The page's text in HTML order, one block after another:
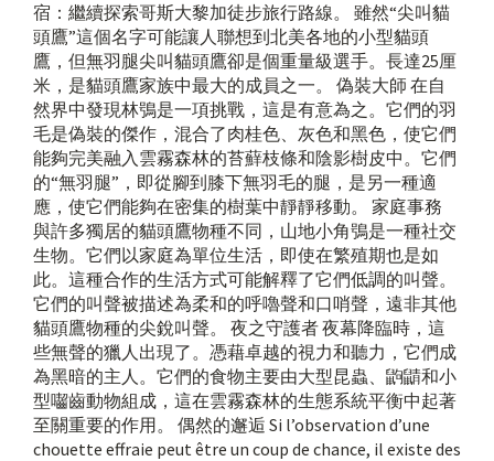
宿：繼續探索哥斯大黎加徒步旅行路線。 雖然“尖叫貓
頭鷹”這個名字可能讓人聯想到北美各地的小型貓頭
鷹，但無羽腿尖叫貓頭鷹卻是個重量級選手。長達25厘
米，是貓頭鷹家族中最大的成員之一。 偽裝大師 在自
然界中發現林鴞是一項挑戰，這是有意為之。它們的羽
毛是偽裝的傑作，混合了肉桂色、灰色和黑色，使它們
能夠完美融入雲霧森林的苔蘚枝條和陰影樹皮中。它們
的“無羽腿”，即從腳到膝下無羽毛的腿，是另一種適
應，使它們能夠在密集的樹葉中靜靜移動。 家庭事務
與許多獨居的貓頭鷹物種不同，山地小角鴞是一種社交
生物。它們以家庭為單位生活，即使在繁殖期也是如
此。這種合作的生活方式可能解釋了它們低調的叫聲。
它們的叫聲被描述為柔和的呼嚕聲和口哨聲，遠非其他
貓頭鷹物種的尖銳叫聲。 夜之守護者 夜幕降臨時，這
些無聲的獵人出現了。憑藉卓越的視力和聽力，它們成
為黑暗的主人。它們的食物主要由大型昆蟲、鼩鼱和小
型囓齒動物組成，這在雲霧森林的生態系統平衡中起著
至關重要的作用。 偶然的邂逅 Si l’observation d’une
chouette effraie peut être un coup de chance, il existe des